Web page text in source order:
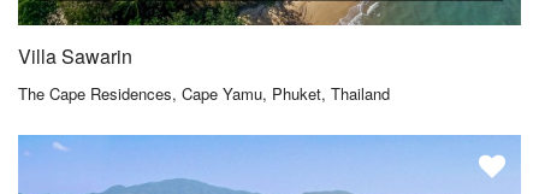
Villa Sawarin
The Cape Residences, Cape Yamu, Phuket, Thailand